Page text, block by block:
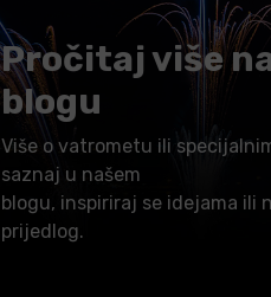
Pročitaj više
blogu
Više o vatrometu ili
saznaj u našem
blogu, inspiriraj se idejama ili
prijedlog.